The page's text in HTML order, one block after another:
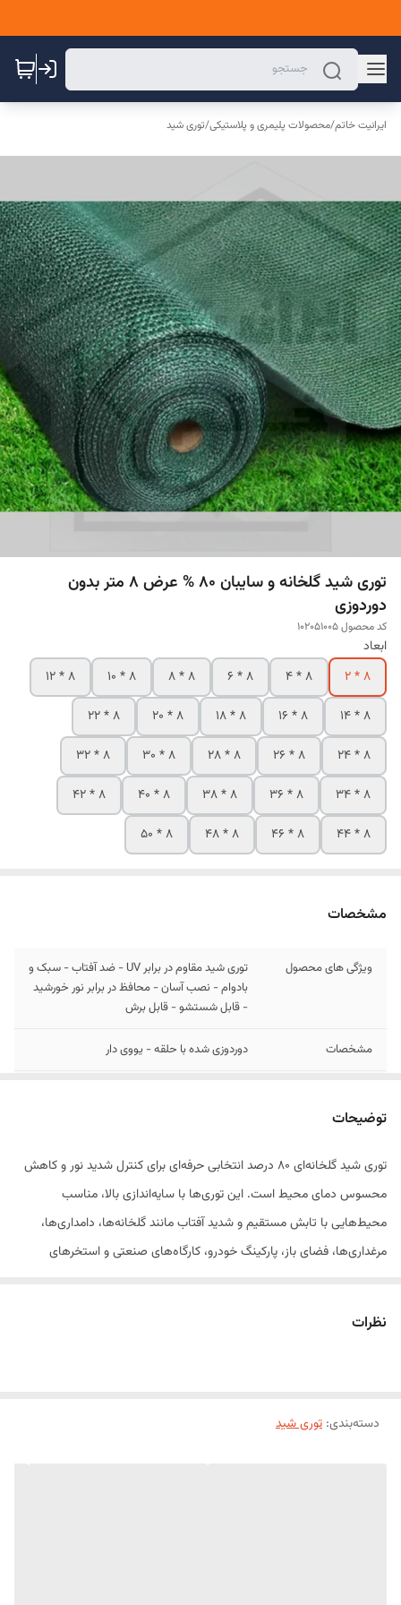
ایرانیت خاتم/محصولات پلیمری و پلاستیکی/توری شید
توری شید گلخانه و سایبان 80 % عرض 8 متر بدون
دوردوزی
کد محصول 102051005
ابعاد
8 * 2
8 * 4
8 * 6
8 * 8
8 * 10
8 * 12
8 * 14
8 * 16
8 * 18
8 * 20
8 * 22
8 * 24
8 * 26
8 * 28
8 * 30
8 * 32
8 * 34
8 * 36
8 * 38
8 * 40
8 * 42
8 * 44
8 * 46
8 * 48
8 * 50
مشخصات
ویژگی های محصول
توری شید مقاوم در برابر UV - ضد آفتاب - سبک و
بادوام - نصب آسان - محافظ در برابر نور خورشید
- قابل شستشو - قابل برش
مشخصات دوردوزی شده با حلقه - یووی دار
توضیحات
توری شید گلخانه‌ای ۸۰ درصد انتخابی حرفه‌ای برای کنترل شدید نور و کاهش
محسوس دمای محیط است. این توری‌ها با سایه‌اندازی بالا، مناسب
محیط‌هایی با تابش مستقیم و شدید آفتاب مانند گلخانه‌ها، دامداری‌ها،
مرغداری‌ها، فضای باز، پارکینگ خودرو، کارگاه‌های صنعتی و استخرهای
نیازهای متفاوت پروژه‌های کوچک تا صنعتی هماهنگ باشند.
نظرات
دسته‌بندی: توری شید